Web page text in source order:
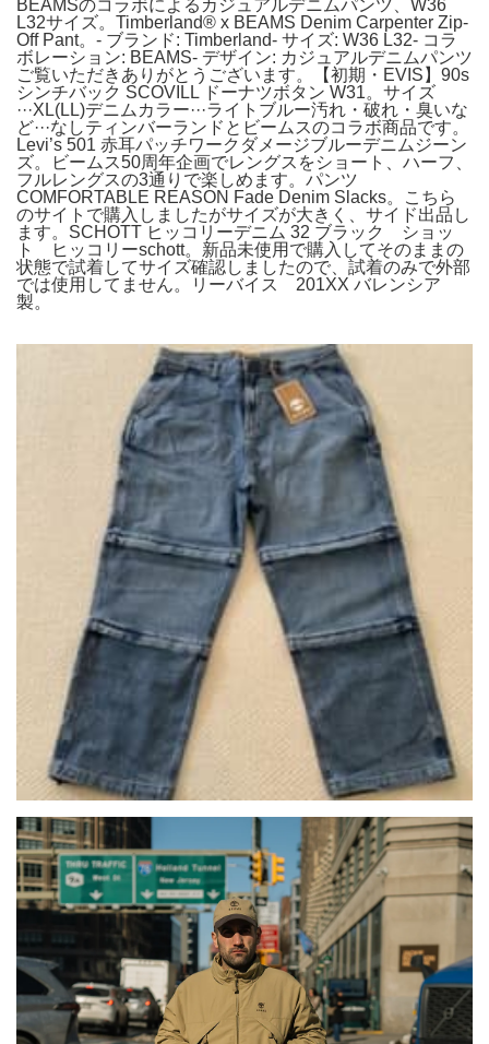
BEAMSのコラボによるカジュアルデニムパンツ、W36
L32サイズ。Timberland® x BEAMS Denim Carpenter Zip-
Off Pant。- ブランド: Timberland- サイズ: W36 L32- コラ
ボレーション: BEAMS- デザイン: カジュアルデニムパンツ
ご覧いただきありがとうございます。【初期・EVIS】90s
シンチバック SCOVILL ドーナツボタン W31。サイズ
···XL(LL)デニムカラー···ライトブルー汚れ・破れ・臭いな
ど···なしティンバーランドとビームスのコラボ商品です。
Levi’s 501 赤耳パッチワークダメージブルーデニムジーン
ズ。ビームス50周年企画でレングスをショート、ハーフ、
フルレングスの3通りで楽しめます。パンツ
COMFORTABLE REASON Fade Denim Slacks。こちら
のサイトで購入しましたがサイズが大きく、サイド出品し
ます。SCHOTT ヒッコリーデニム 32 ブラック ショッ
ト ヒッコリーschott。新品未使用で購入してそのままの
状態で試着してサイズ確認しましたので、試着のみで外部
では使用してません。リーバイス 201XX バレンシア
製。